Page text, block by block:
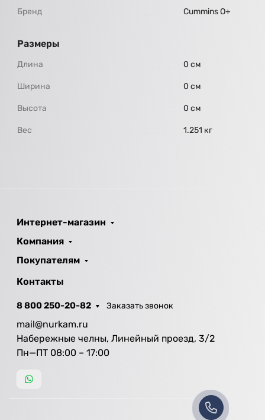
Бренд
Cummins O+
Размеры
Длина 0 см
Ширина 0 см
Высота 0 см
Вес 1.251 кг
Интернет-магазин
Компания
Покупателям
Контакты
8 800 250-20-82 Заказать звонок
mail@nurkam.ru
Набережные челны, Линейный проезд, 3/2
Пн—ПТ 08:00 – 17:00